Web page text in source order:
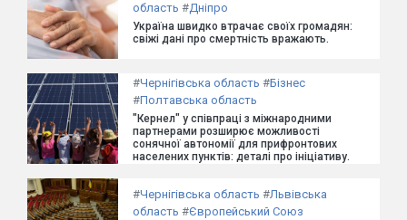
область #Дніпро
Україна швидко втрачає своїх громадян:
свіжі дані про смертність вражають.
#Чернігівська область #Бізнес
#Полтавська область
"Кернел" у співпраці з міжнародними
партнерами розширює можливості
сонячної автономії для прифронтових
населених пунктів: деталі про ініціативу.
#Чернігівська область #Львівська
область #Європейський Союз